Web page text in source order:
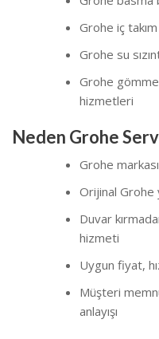
Grohe iç
Grohe su
Grohe
hizmetleri
Neden Grohe
Grohe
Orijinal Grohe
Duvar
hizmeti
Uygun fiyat,
Müşteri
anlayışı